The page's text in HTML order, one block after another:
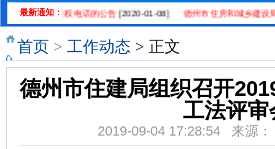
最新通知：
工资投诉维权电话的公告[2020-01-08]德州市住房和城乡建设局关
首页 > 工作动态 > 正文
德州市住建局组织召开
工法评审
2019-09-04 17:28:54 来源